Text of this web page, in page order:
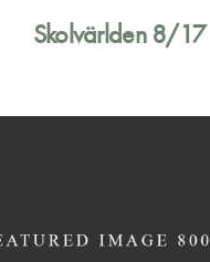
Skolvärlden 8/17